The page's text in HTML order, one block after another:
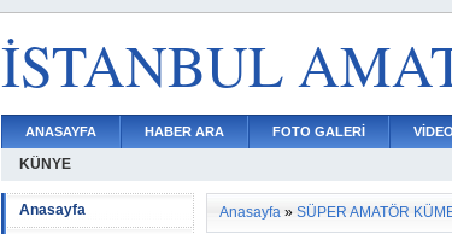
İSTANBUL
ANASAYFA HABER ARA FOTO GALERİ
KÜNYE
Anasayfa
Anasayfa » SÜPER AMATÖR